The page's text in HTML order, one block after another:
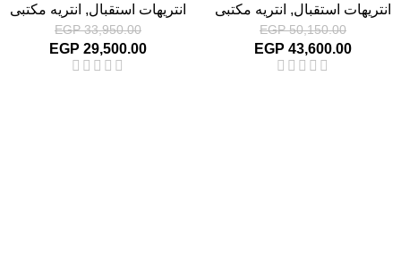
انتريهات استقبال, انتريه مكتبى
EGP50,150.00
EGP 43,600.00
انتريهات استقبال, انتريه مكتبى
EGP33,950.00
EGP 29,500.00